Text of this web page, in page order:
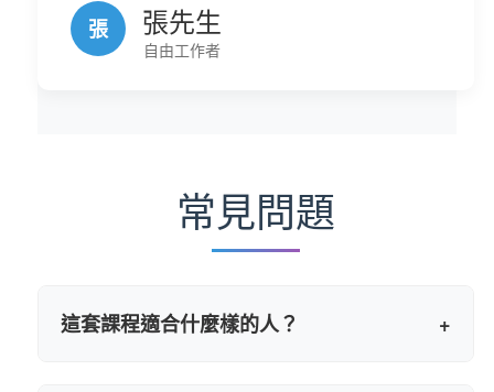
張 張先生
自由工作者
常見問題
這套課程適合什麼樣的人？
+